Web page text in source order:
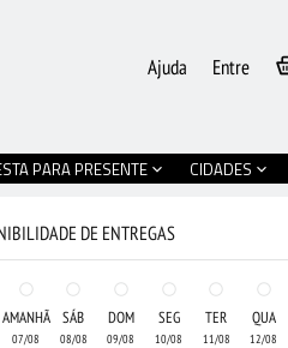
Entre
Ajuda
PARA PRESENTE CIDADES
DE ENTREGAS
AMANHÃ
07/08
SÁB
08/08
DOM
09/08
SEG
10/08
TER
11/08
QUA
12/08